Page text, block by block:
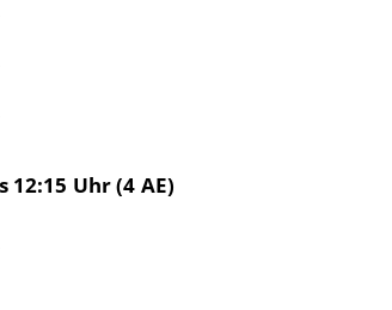
12:15 Uhr (4 AE)